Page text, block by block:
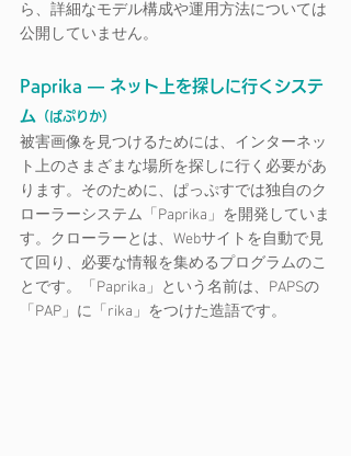
ら、詳細なモデル構成や運用方法については
公開していません。
Paprika ― ネット上を探しに行くシステ
ム （ぱぷりか）
被害画像を見つけるためには、インターネッ
ト上のさまざまな場所を探しに行く必要があ
ります。そのために、ぱっぷすでは独自のク
ローラーシステム「Paprika」を開発していま
す。クローラーとは、Webサイトを自動で見
て回り、必要な情報を集めるプログラムのこ
とです。「Paprika」という名前は、PAPSの
「PAP」に「rika」をつけた造語です。